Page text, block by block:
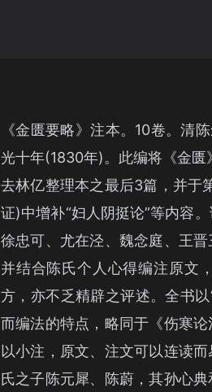
《金匮要略》注本。10卷。清
光十年(1830年)。此编将《金匮
去林亿整理本之最后3篇，并于
证)中增补“妇人阴挺论”等内容
徐忠可、尤在泾、魏念庭、王晋
并结合陈氏个人心得编注原文
方，亦不乏精辟之评述。全书以
而编法的特点，略同于《伤寒
以小注，原文、注文可以连读
氏之子陈元犀、陈蔚，其孙心